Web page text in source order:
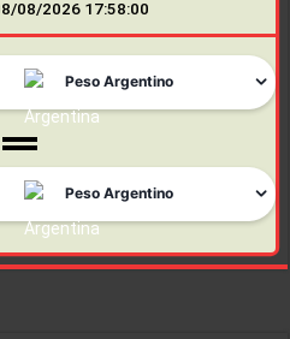
08/2026 17:58:00